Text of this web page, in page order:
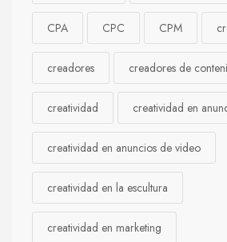
CPA CPC CPM
creadores creadores de
creatividad creatividad en
creatividad en anuncios de video
creatividad en la escultura
creatividad en marketing